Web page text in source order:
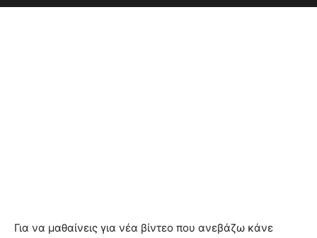
Για να μαθαίνεις για νέα βίντεο που ανεβάζω κάνε